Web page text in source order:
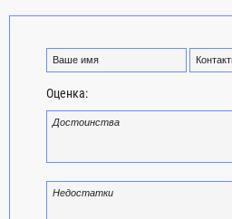
Оценка: